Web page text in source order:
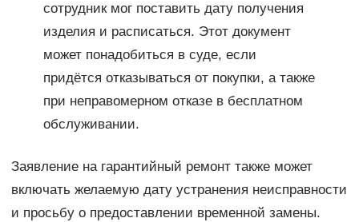
сотрудник мог поставить дату получения
изделия и расписаться. Этот документ
может понадобиться в суде, если
придётся отказываться от покупки, а также
при неправомерном отказе в бесплатном
обслуживании.
Заявление на гарантийный ремонт также может
включать желаемую дату устранения неисправности
и просьбу о предоставлении временной замены.